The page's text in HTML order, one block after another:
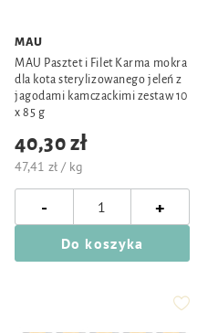
MAU
MAU Pasztet i Filet Karma mokra
dla kota sterylizowanego jeleń z
jagodami kamczackimi zestaw 10
x 85 g
40,30 zł
47,41 zł / kg
- +
Do koszyka